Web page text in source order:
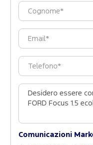
Comunicazioni